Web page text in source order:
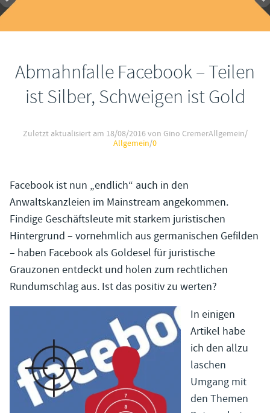
Abmahnfalle Facebook – Teilen
ist Silber, Schweigen ist Gold
Zuletzt aktualisiert am 18/08/2016von Gino CremerAllgemein/
Allgemein/0
Facebook ist nun „endlich“ auch in den
Anwaltskanzleien im Mainstream angekommen.
Findige Geschäftsleute mit starkem juristischen
Hintergrund – vornehmlich aus germanischen Gefilden
– haben Facebook als Goldesel für juristische
Grauzonen entdeckt und holen zum rechtlichen
Rundumschlag aus. Ist das positiv zu werten?
In einigen
Artikel habe
ich den allzu
laschen
Umgang mit
den Themen